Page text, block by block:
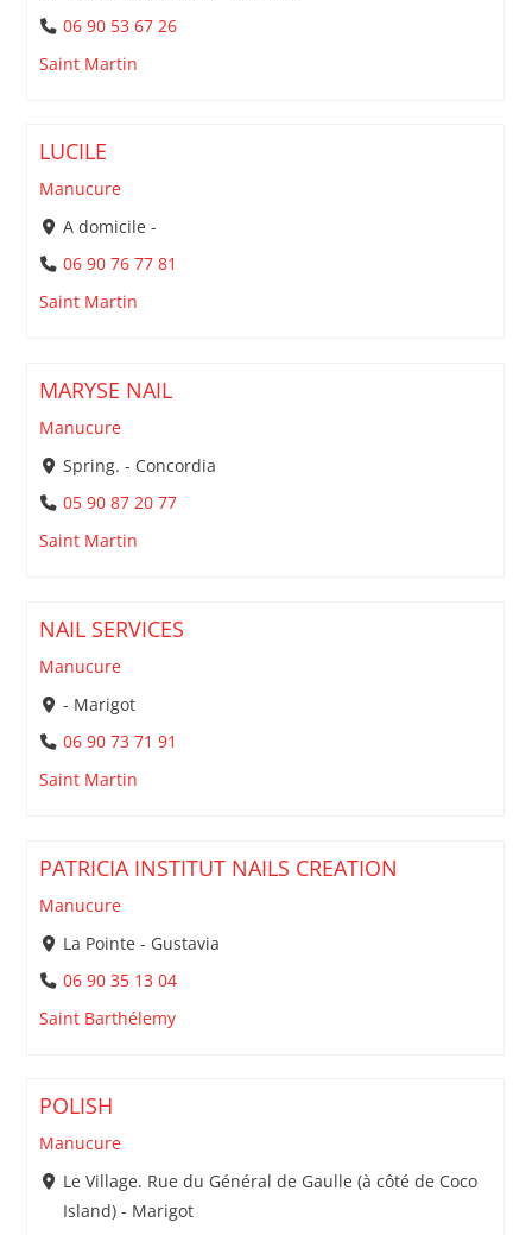
06 90 53 67 26
Saint Martin
LUCILE
Manucure
A domicile -
06 90 76 77 81
Saint Martin
MARYSE NAIL
Manucure
Spring. - Concordia
05 90 87 20 77
Saint Martin
NAIL SERVICES
Manucure
- Marigot
06 90 73 71 91
Saint Martin
PATRICIA INSTITUT NAILS CREATION
Manucure
La Pointe - Gustavia
06 90 35 13 04
Saint Barthélemy
POLISH
Manucure
Le Village. Rue du Général de Gaulle (à côté de Coco
Island) - Marigot